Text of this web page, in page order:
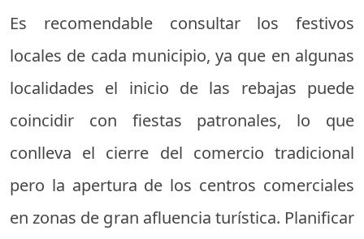
Es recomendable consultar los festivos
locales de cada municipio, ya que en algunas
localidades el inicio de las rebajas puede
coincidir con fiestas patronales, lo que
conlleva el cierre del comercio tradicional
pero la apertura de los centros comerciales
en zonas de gran afluencia turística. Planificar